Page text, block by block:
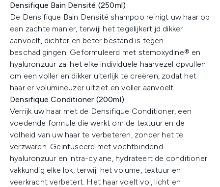
Densifique Bain Densité (250ml)
De Densifique Bain Densité shampoo reinigt uw haar op
een zachte manier, terwijl het tegelijkertijd dikker
aanvoelt, dichter en beter bestand is tegen
beschadigingen. Geformuleerd met stemoxydine® en
hyaluronzuur zal het elke individuele haarvezel opvullen
om een voller en dikker uiterlijk te creëren, zodat het
haar er volumineuzer uitziet en voller aanvoelt.
Densifique Conditioner (200ml)
Verrijk uw haar met de Densifique Conditioner, een
voedende formule die werkt om de textuur en de
volheid van uw haar te verbeteren, zonder het te
verzwaren. Geïnfuseerd met vochtbindend
hyaluronzuur en intra-cylane, hydrateert de conditioner
vakkundig elke lok, terwijl het volume, textuur en
veerkracht verbetert. Het haar voelt vol, licht en